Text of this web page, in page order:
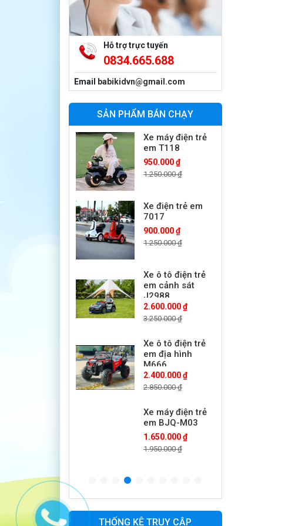
Hỗ trợ trực tuyến
0834.665.688
Email babikidvn@gmail.com
SẢN PHẨM BÁN CHẠY
em vecpa XW02
950.000 ₫
1.250.000 ₫
em KS-518
900.000 ₫
1.250.000 ₫
Xe máy điện trẻ
em T118
950.000 ₫
1.250.000 ₫
Xe điện trẻ em
7017
900.000 ₫
1.250.000 ₫
Xe ô tô điện trẻ
em cảnh sát
J2988
2.600.000 ₫
3.250.000 ₫
Xe ô tô điện trẻ
em địa hình
M666
2.400.000 ₫
2.850.000 ₫
Xe máy điện trẻ
em BJQ-M03
1.650.000 ₫
1.950.000 ₫
1.950.000 ₫
THỐNG KÊ TRUY CẬP